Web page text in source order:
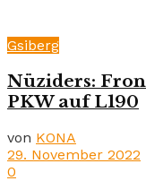
Gsiberg
Nüziders:
PKW auf L190
von KONA
29. November 2022
0